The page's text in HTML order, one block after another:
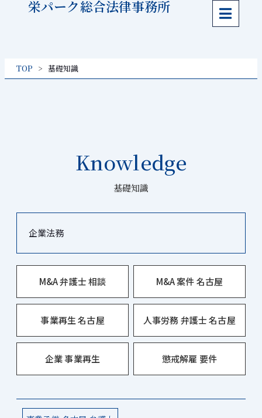
栄パーク総合法律事務所
TOP 基礎知識
Knowledge
基礎知識
企業法務
M&A 弁護士 相談 M&A 案件 名古屋
事業再生 名古屋 人事労務 弁護士 名古屋
企業 事業再生 懲戒解雇 要件